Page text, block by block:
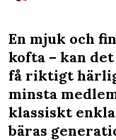
En mjuk och
kofta – kan
få riktigt
minsta
klassiskt
bäras